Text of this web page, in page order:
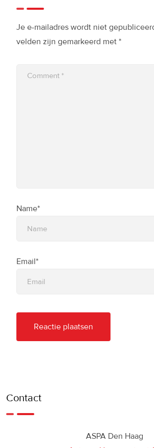
Je e-mailadres wordt niet
velden zijn gemarkeerd met *
Name*
Email*
Contact
ASPA Den Haag